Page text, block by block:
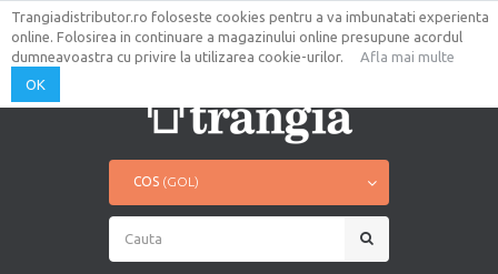
AUTENTIFICARE
CONTUL TAU
CONTACT
HARTA SITE
COS (GOL)
Trangiadistributor.ro foloseste cookies pentru a va imbunatati experienta
online. Folosirea in continuare a magazinului online presupune acordul
dumneavoastra cu privire la utilizarea cookie-urilor. Afla mai multe
OK